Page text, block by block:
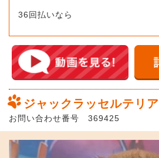
36回払いなら
ジャックラッセルテリア
お問い合わせ番号 369425